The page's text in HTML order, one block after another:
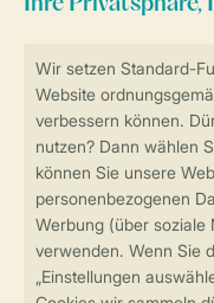
Sicher und
Sichere
Sicheres Bezahlen